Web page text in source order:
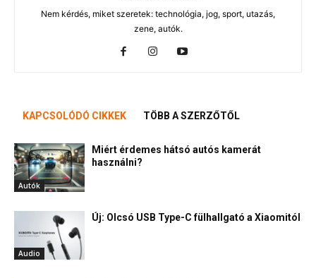
Nem kérdés, miket szeretek: technológia, jog, sport, utazás,
zene, autók.
KAPCSOLÓDÓ CIKKEK TÖBB A SZERZŐTŐL
Autók
Miért érdemes hátsó autós kamerát
használni?
Audio
Új: Olcsó USB Type-C fülhallgató a Xiaomitól